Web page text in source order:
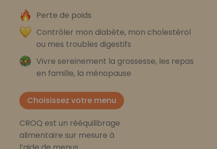
Perte de poids
Contrôler mon diabète, mon cholestérol
ou mes troubles digestifs
Vivre sereinement la grossesse, les repas
en famille, la ménopause
Choisissez votre menu
CROQ est un rééquilibrage
alimentaire sur mesure à